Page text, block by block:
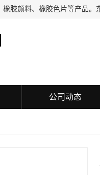
公司动态